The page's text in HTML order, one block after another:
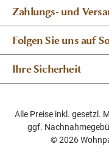
Zahlungs- und
Folgen Sie uns auf
Ihre Sicherheit
Alle Preise inkl. gesetzl.
ggf.
© 2026